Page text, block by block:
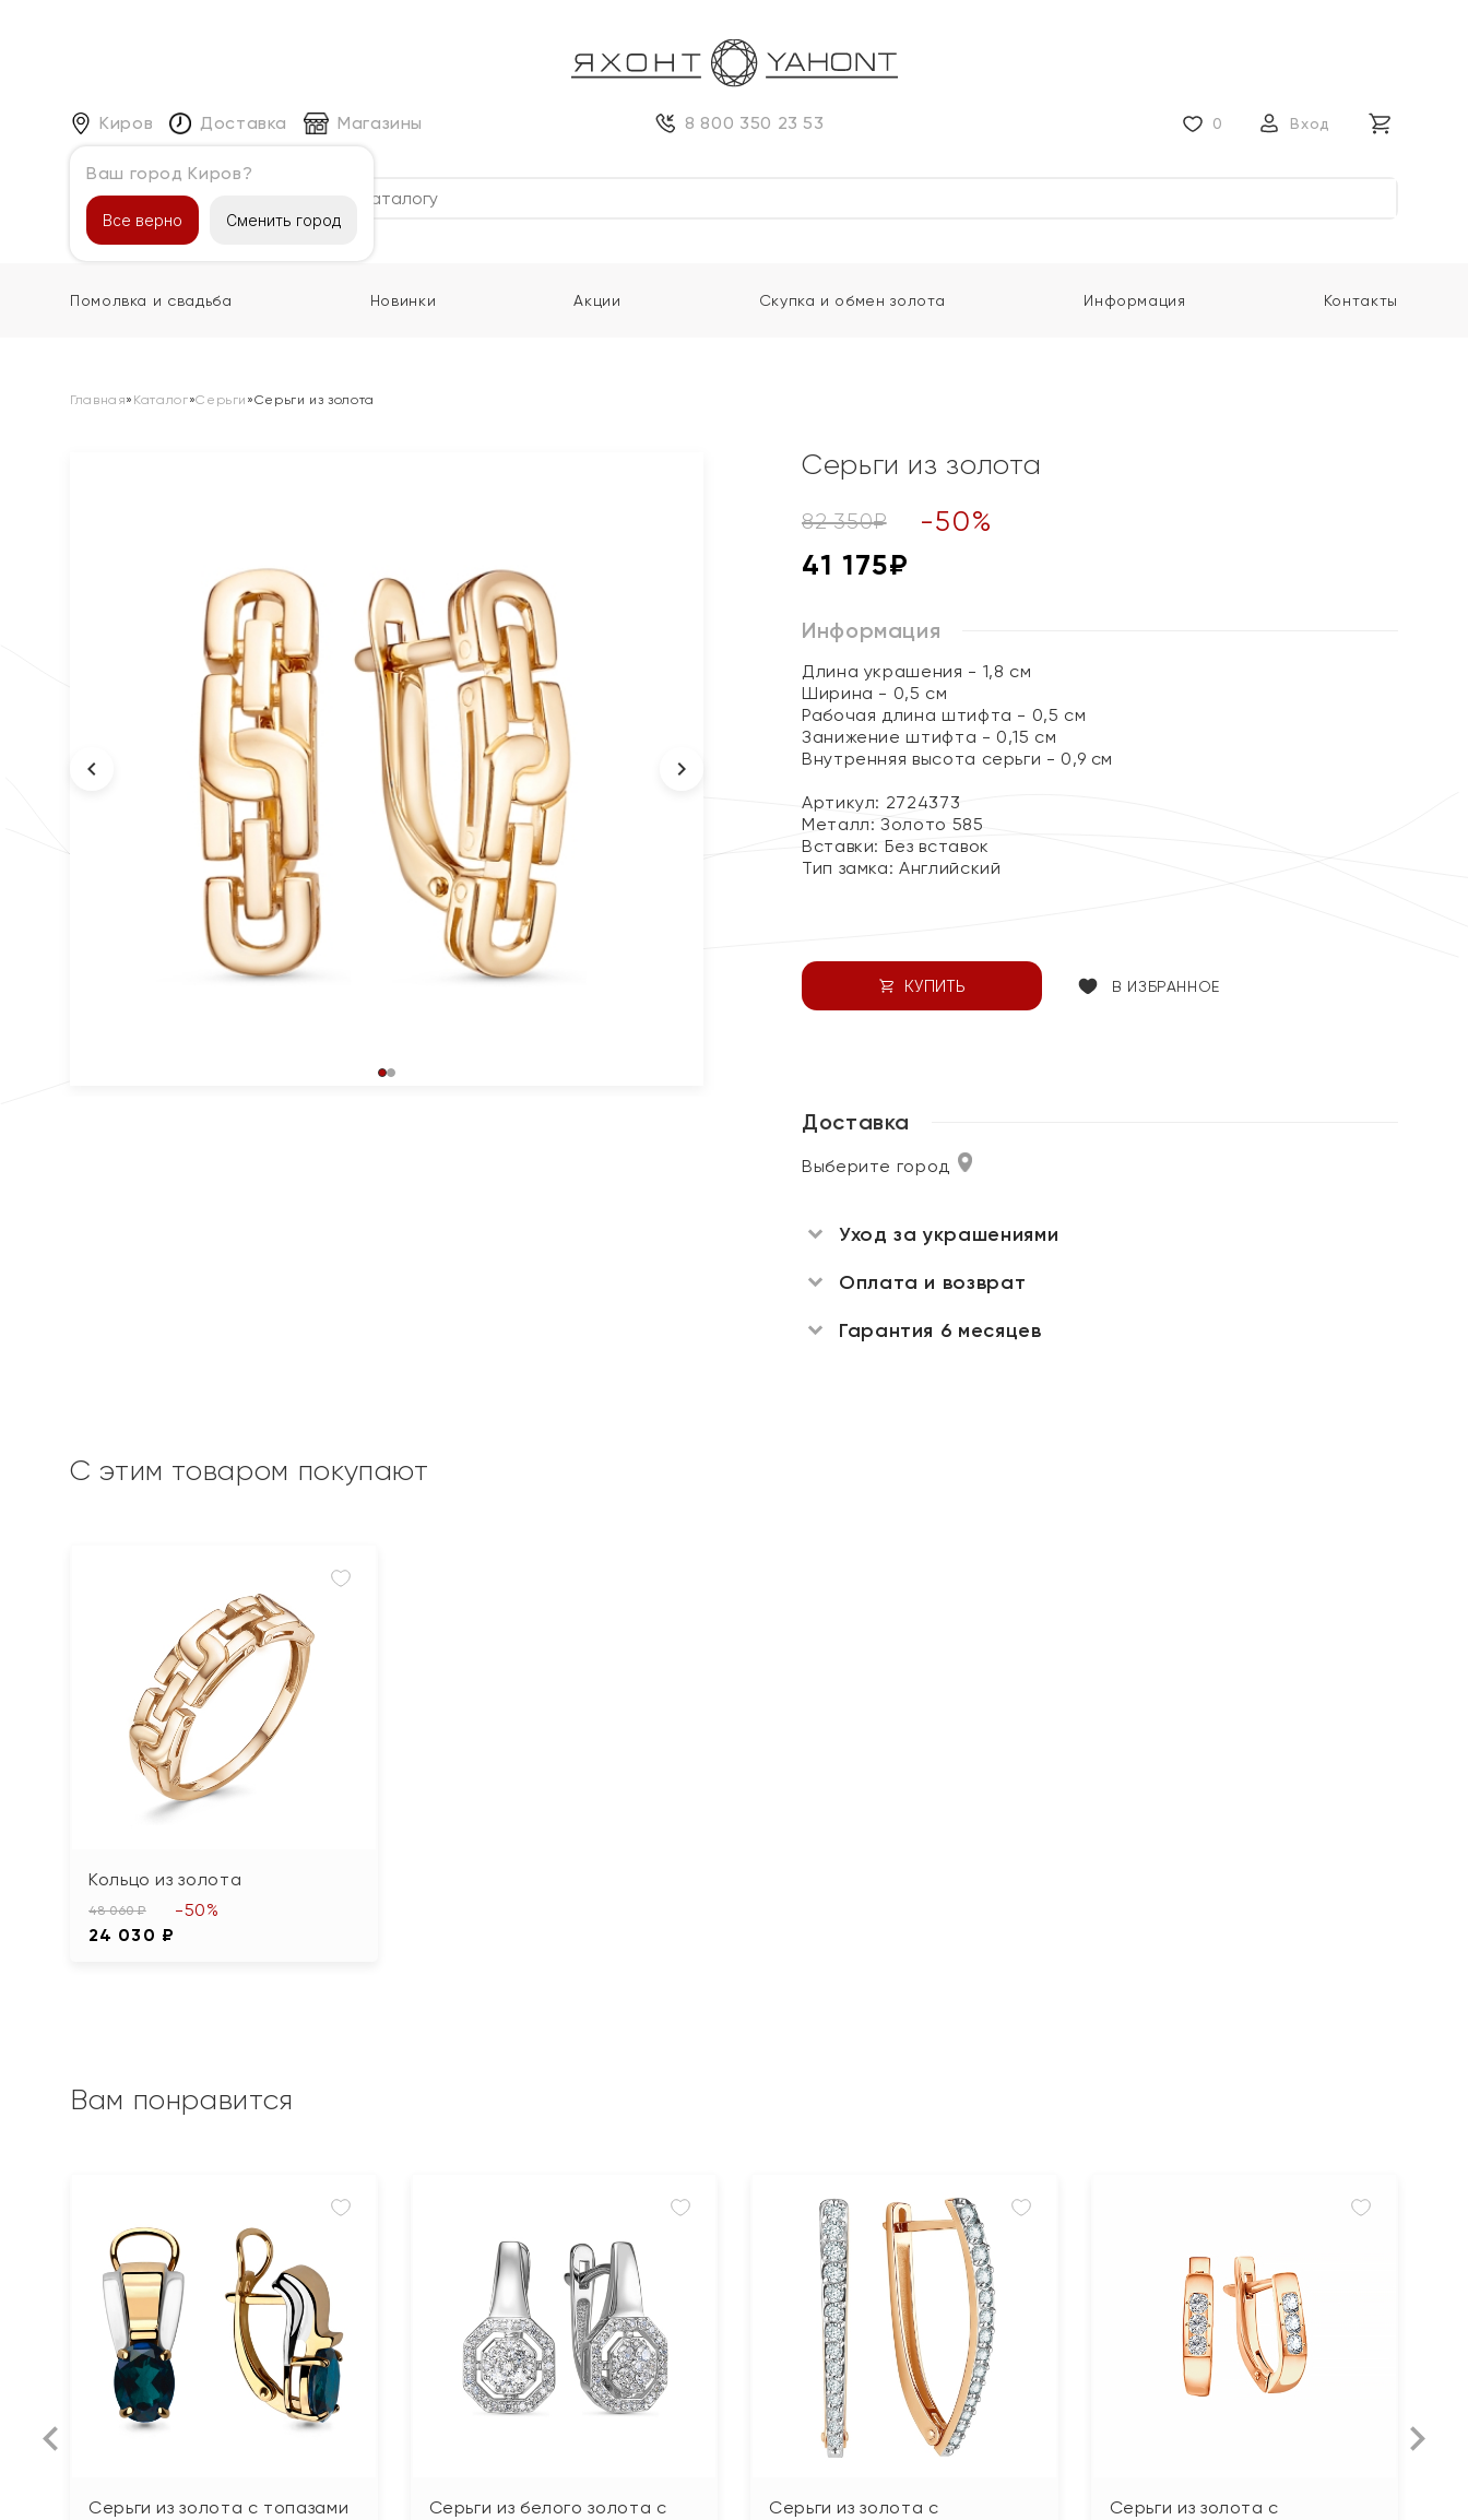
Киров
Ваш город Киров?
Все верно Сменить город
Доставка Магазины 8 800 350 23 53 0 Вход
Каталог
Помолвка и свадьба Новинки Акции Скупка и обмен золота Информация Контакты
Главная» Каталог»Серьги »Серьги из золота
Серьги из золота
82 350₽ -50%
41 175₽
Информация
Длина украшения - 1,8 см
Ширина - 0,5 см
Рабочая длина штифта - 0,5 см
Занижение штифта - 0,15 см
Внутренняя высота серьги - 0,9 см
Артикул: 2724373
Металл:Золото 585
Вставки: Без вставок
Тип замка:Английский
КУПИТЬ В ИЗБРАННОЕ
Доставка
Выберите город
Уход за украшениями
Оплата и возврат
Гарантия 6 месяцев
С этим товаром покупают
Кольцо из золота
48 060 ₽
24 030 ₽
-50%
Вам понравится
Серьги из золота с топазами
Серьги из белого золота с
Серьги из золота с
Серьги из золота с